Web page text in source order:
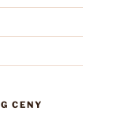
CENY